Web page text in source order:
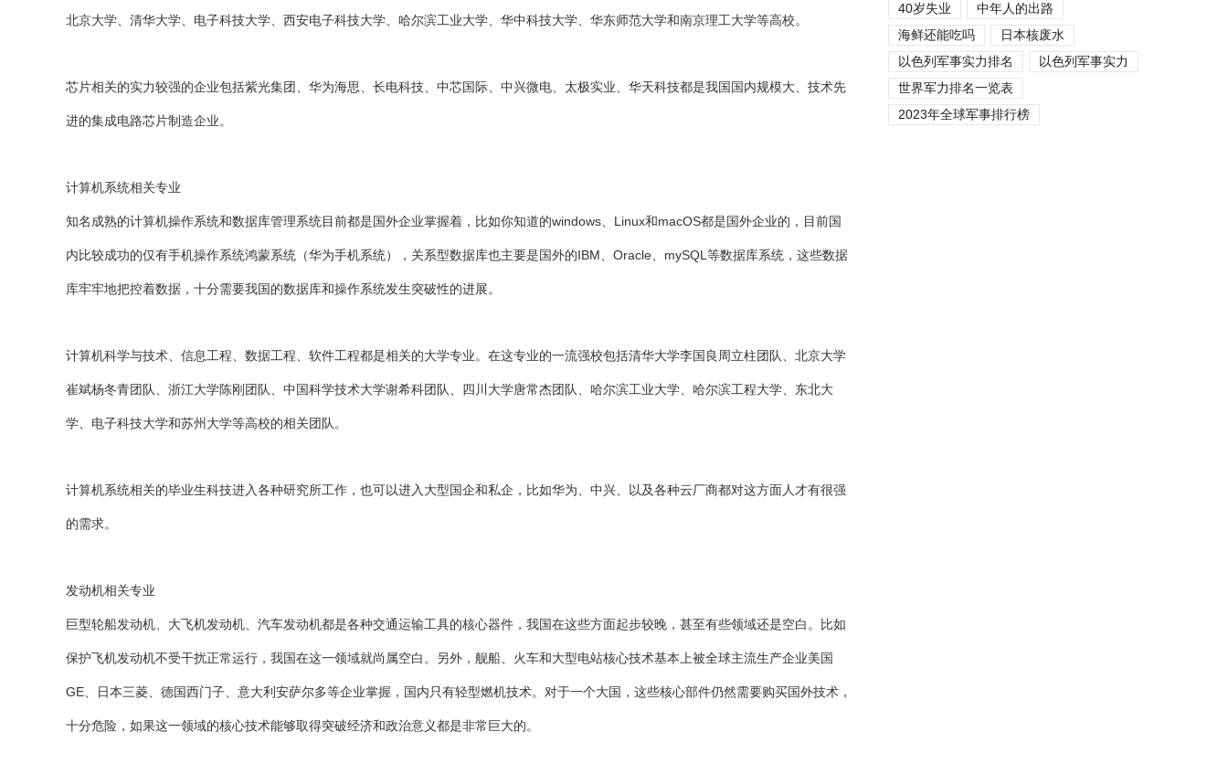
北京大学、清华大学、电子科技大学、西安电子科技大学、哈尔滨工业大学、华中科技大学、华东师范大学和南京理工大学等高校。
芯片相关的实力较强的企业包括紫光集团、华为海思、长电科技、中芯国际、中兴微电、太极实业、华天科技都是我国国内规模大、技术先
进的集成电路芯片制造企业。
计算机系统相关专业
知名成熟的计算机操作系统和数据库管理系统目前都是国外企业掌握着，比如你知道的windows、Linux和macOS都是国外企业的，目前国
内比较成功的仅有手机操作系统鸿蒙系统（华为手机系统），关系型数据库也主要是国外的IBM、Oracle、mySQL等数据库系统，这些数据
库牢牢地把控着数据，十分需要我国的数据库和操作系统发生突破性的进展。
计算机科学与技术、信息工程、数据工程、软件工程都是相关的大学专业。在这专业的一流强校包括清华大学李国良周立柱团队、北京大学
崔斌杨冬青团队、浙江大学陈刚团队、中国科学技术大学谢希科团队、四川大学唐常杰团队、哈尔滨工业大学、哈尔滨工程大学、东北大
学、电子科技大学和苏州大学等高校的相关团队。
计算机系统相关的毕业生科技进入各种研究所工作，也可以进入大型国企和私企，比如华为、中兴、以及各种云厂商都对这方面人才有很强
的需求。
发动机相关专业
巨型轮船发动机、大飞机发动机、汽车发动机都是各种交通运输工具的核心器件，我国在这些方面起步较晚，甚至有些领域还是空白。比如
保护飞机发动机不受干扰正常运行，我国在这一领域就尚属空白。另外，舰船、火车和大型电站核心技术基本上被全球主流生产企业美国
GE、日本三菱、德国西门子、意大利安萨尔多等企业掌握，国内只有轻型燃机技术。对于一个大国，这些核心部件仍然需要购买国外技术，
十分危险，如果这一领域的核心技术能够取得突破经济和政治意义都是非常巨大的。
40岁失业
中年人的出路
海鲜还能吃吗
日本核废水
以色列军事实力排名
以色列军事实力
世界军力排名一览表
2023年全球军事排行榜